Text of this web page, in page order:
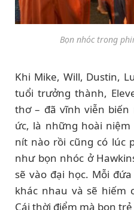
Bọn nhóc trong
Khi Mike, Will, Dustin,
tuổi trưởng thành,
thơ – đã vĩnh viễn biến
ức, là những hoài
nít nào rồi cũng có lúc
như bọn nhóc ở
sẽ vào đại học. Mỗi
khác nhau và sẽ hiếm
Cái thời điểm mà bọn